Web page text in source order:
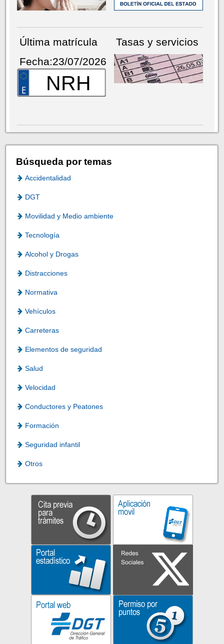
Última matrícula
Fecha:23/07/2026
NRH
Tasas y servicios
Búsqueda por temas
Accidentalidad
DGT
Movilidad y Medio ambiente
Tecnología
Alcohol y Drogas
Distracciones
Normativa
Vehículos
Carreteras
Elementos de seguridad
Salud
Velocidad
Conductores y Peatones
Formación
Seguridad infantil
Otros